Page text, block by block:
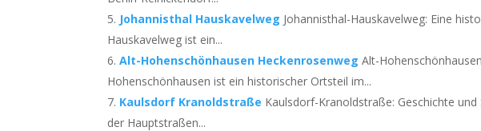
Johannisthal Hauskavelweg Johannisthal-Hauskavelweg: Eine
Hauskavelweg ist ein...
Alt-Hohenschönhausen Heckenrosenweg Alt-
Hohenschönhausen ist ein historischer Ortsteil im...
Kaulsdorf Kranoldstraße Kaulsdorf-Kranoldstraße: Geschichte
der Hauptstraßen...